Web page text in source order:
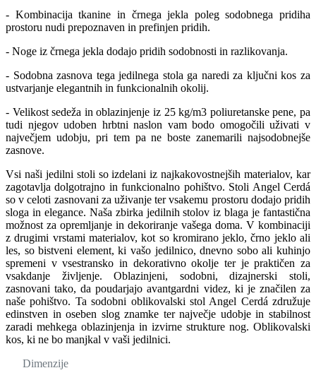
- Kombinacija tkanine in črnega jekla poleg sodobnega pridiha
prostoru nudi prepoznaven in prefinjen pridih.
- Noge iz črnega jekla dodajo pridih sodobnosti in razlikovanja.
- Sodobna zasnova tega jedilnega stola ga naredi za ključni kos za
ustvarjanje elegantnih in funkcionalnih okolij.
- Velikost sedeža in oblazinjenje iz 25 kg/m3 poliuretanske pene, pa
tudi njegov udoben hrbtni naslon vam bodo omogočili uživati v
največjem udobju, pri tem pa ne boste zanemarili najsodobnejše
zasnove.
Vsi naši jedilni stoli so izdelani iz najkakovostnejših materialov, kar
zagotavlja dolgotrajno in funkcionalno pohištvo. Stoli Angel Cerdá
so v celoti zasnovani za uživanje ter vsakemu prostoru dodajo pridih
sloga in elegance. Naša zbirka jedilnih stolov iz blaga je fantastična
možnost za opremljanje in dekoriranje vašega doma. V kombinaciji
z drugimi vrstami materialov, kot so kromirano jeklo, črno jeklo ali
les, so bistveni element, ki vašo jedilnico, dnevno sobo ali kuhinjo
spremeni v vsestransko in dekorativno okolje ter je praktičen za
vsakdanje življenje. Oblazinjeni, sodobni, dizajnerski stoli,
zasnovani tako, da poudarjajo avantgardni videz, ki je značilen za
naše pohištvo. Ta sodobni oblikovalski stol Angel Cerdá združuje
edinstven in oseben slog znamke ter največje udobje in stabilnost
zaradi mehkega oblazinjenja in izvirne strukture nog. Oblikovalski
kos, ki ne bo manjkal v vaši jedilnici.
Dimenzije